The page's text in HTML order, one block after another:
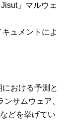
」マルウェ
ュメントによ
おける予測と
サムウェア、
どを挙げてい